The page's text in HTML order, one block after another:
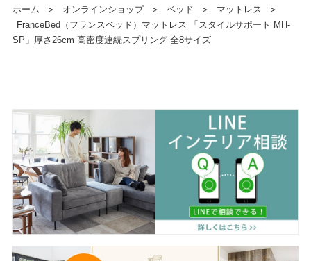
ホーム ＞ オンラインショップ ＞ ベッド ＞ マットレス
＞
FranceBed（フランスベッド）マットレス 「スタイルサポート MH-
SP」厚さ26cm 高密度連続スプリング 全8サイズ